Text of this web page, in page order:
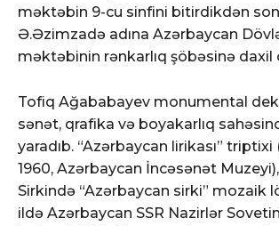
məktəbin 9-cu sinfini bitirdikdən
Ə.Əzimzadə adına Azərbaycan
məktəbinin rənkarlıq şöbəsinə daxil
Tofiq Ağababayev monumental
sənət, qrafika və boyakarlıq
yaradıb. “Azərbaycan lirikası”
1960, Azərbaycan İncəsənət
Sirkində “Azərbaycan sirki” mozaik
ildə Azərbaycan SSR Nazirlər